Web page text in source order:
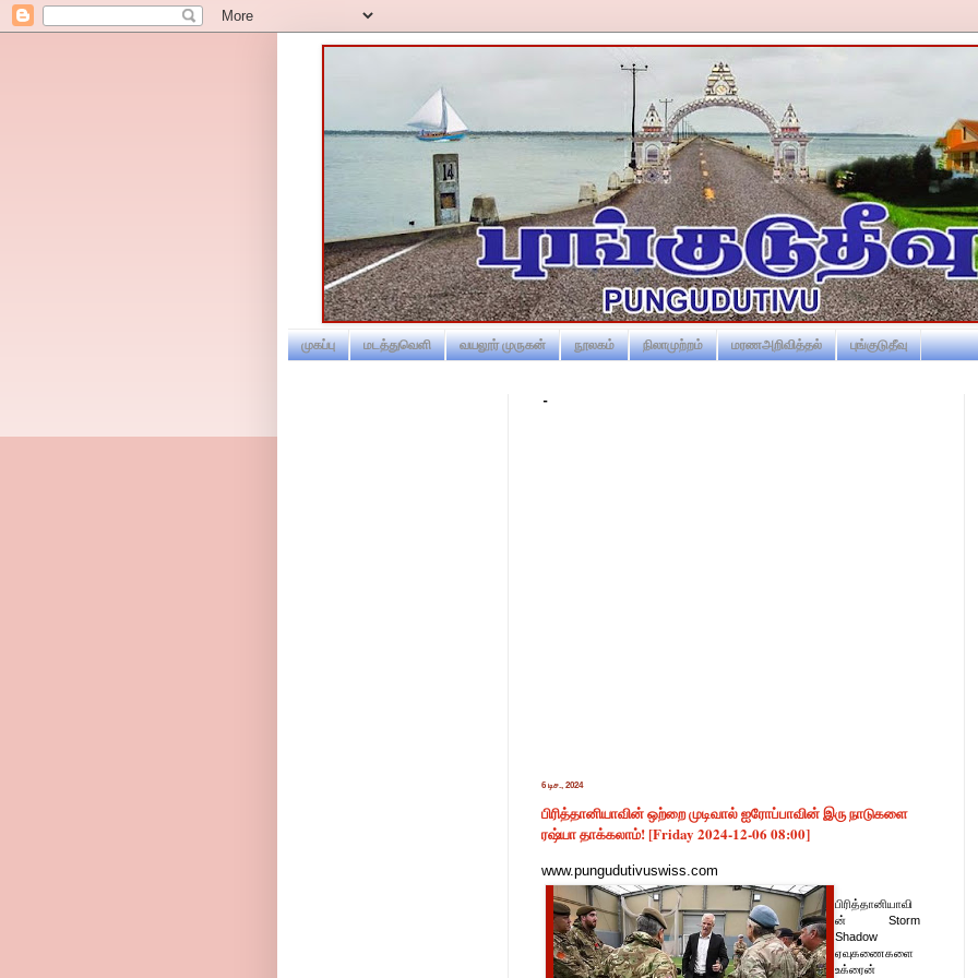
முகப்பு மடத்துவெளி வயலூர் முருகன் நூலகம் நிலாமுற்றம் மரணஅறிவித்தல் புங்குடுதீவு
-
6 டிச., 2024
பிரித்தானியாவின் ஒற்றை முடிவால் ஐரோப்பாவின் இரு நாடுகளை
ரஷ்யா தாக்கலாம்! [Friday 2024-12-06 08:00]
www.pungudutivuswiss.com
பிரித்தானியாவி
ன் Storm
Shadow
ஏவுகணைகளை
உக்ரைன்